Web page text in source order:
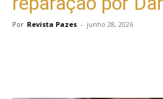
Por Revista Pazes - junho 28, 2026